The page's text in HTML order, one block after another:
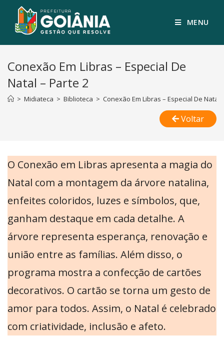
MENU
Conexão Em Libras – Especial De
Natal – Parte 2
> Midiateca > Biblioteca > Conexão Em Libras – Especial De Natal
Voltar
O Conexão em Libras apresenta a magia do
Natal com a montagem da árvore natalina,
enfeites coloridos, luzes e símbolos, que,
ganham destaque em cada detalhe. A
árvore representa esperança, renovação e
união entre as famílias. Além disso, o
programa mostra a confecção de cartões
decorativos. O cartão se torna um gesto de
amor para todos. Assim, o Natal é celebrado
com criatividade, inclusão e afeto.